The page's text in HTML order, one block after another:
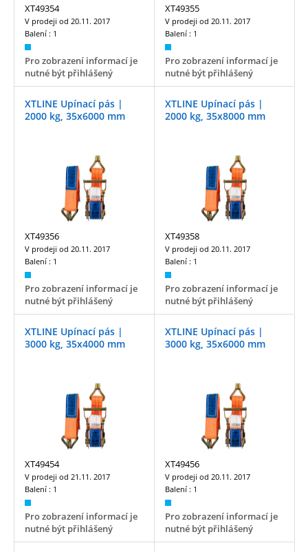
XT49354
V prodeji od 20.11. 2017
Balení : 1
Pro zobrazení informací je
nutné být přihlášený
XT49355
V prodeji od 20.11. 2017
Balení : 1
Pro zobrazení informací je
nutné být přihlášený
XTLINE Upínací pás |
2000 kg, 35x6000 mm
XT49356
V prodeji od 20.11. 2017
Balení : 1
Pro zobrazení informací je
nutné být přihlášený
XTLINE Upínací pás |
2000 kg, 35x8000 mm
XT49358
V prodeji od 20.11. 2017
Balení : 1
Pro zobrazení informací je
nutné být přihlášený
XTLINE Upínací pás |
3000 kg, 35x4000 mm
XT49454
V prodeji od 21.11. 2017
Balení : 1
Pro zobrazení informací je
nutné být přihlášený
XTLINE Upínací pás |
3000 kg, 35x6000 mm
XT49456
V prodeji od 20.11. 2017
Balení : 1
Pro zobrazení informací je
nutné být přihlášený